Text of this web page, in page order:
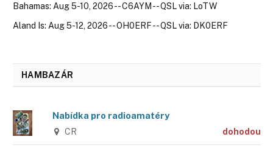
Bahamas: Aug 5-10, 2026 -- C6AYM -- QSL via: LoTW
Aland Is: Aug 5-12, 2026 -- OH0ERF -- QSL via: DK0ERF
HAMBAZÁR
Nabídka pro radioamatéry
CR dohodou